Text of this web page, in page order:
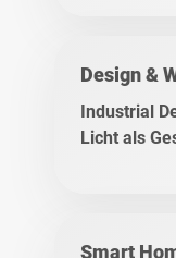
Design &
Industrial
Licht als
Smart